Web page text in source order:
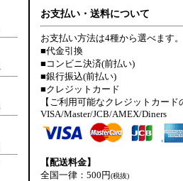
お支払い・送料について
お支払い方法は4種から選べます。
■代金引換
■コンビニ決済(前払い)
■銀行振込(前払い)
■クレジットカード
【ご利用可能なクレジットカード
VISA/Master/JCB/AMEX/Diners
【配送料金】
全国一律：500円(税抜)